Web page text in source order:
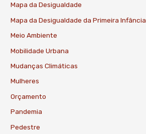
Mapa da Desigualdade
Mapa da Desigualdade da Primeira Infância
Meio Ambiente
Mobilidade Urbana
Mudanças Climáticas
Mulheres
Orçamento
Pandemia
Pedestre